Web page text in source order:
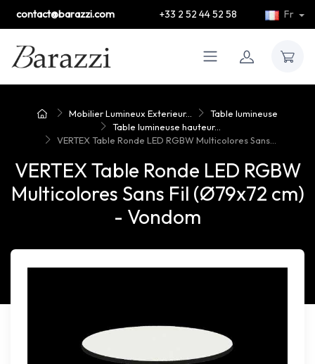
contact@barazzi.com +33 2 52 44 52 58 Fr
Mobilier Lumineux Exterieur...
Table lumineuse
Table lumineuse hauteur...
VERTEX Table Ronde LED RGBW Multicolores Sans...
VERTEX Table Ronde LED RGBW
Multicolores Sans Fil (Ø79x72 cm)
- Vondom